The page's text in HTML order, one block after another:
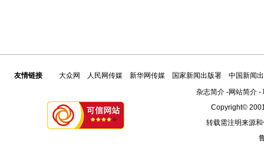
友情链接 大众网 人民网传媒 新华网传媒 国家新闻出版署
中国新闻
杂志简介-网站简介-
Copyright©
转载需注明来源